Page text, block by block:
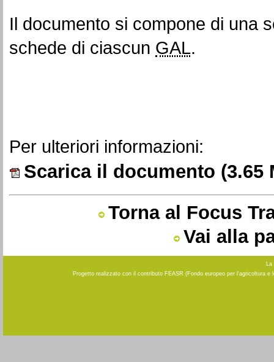
Il documento si compone di una
schede di ciascun GAL.
Per ulteriori informazioni:
Scarica il documento (3.65
Torna al Focus
Vai alla
La
Progetto realizzato con il contributo FEASR (Fondo europeo per l'agricoltura